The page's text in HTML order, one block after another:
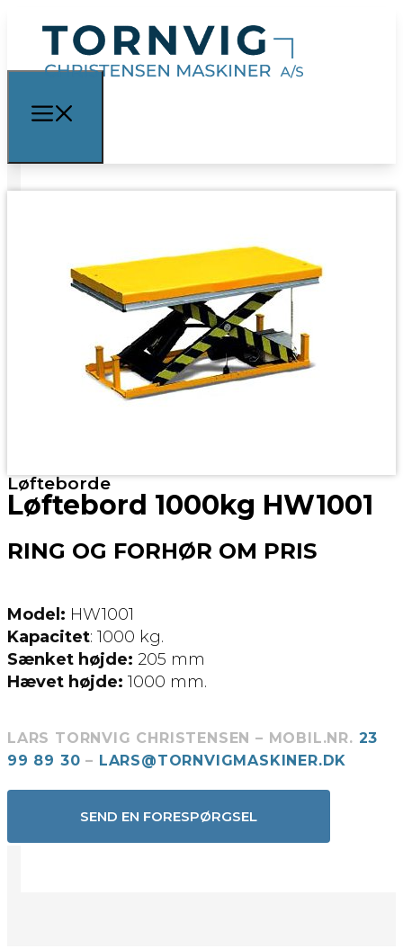
Løfteborde
Løftebord 1000kg HW1001
RING OG FORHØR OM PRIS
Model: HW1001
Kapacitet: 1000 kg.
Sænket højde: 205 mm
Hævet højde: 1000 mm.
LARS TORNVIG CHRISTENSEN – MOBIL.NR. 23
99 89 30 – LARS@TORNVIGMASKINER.DK
SEND EN FORESPØRGSEL